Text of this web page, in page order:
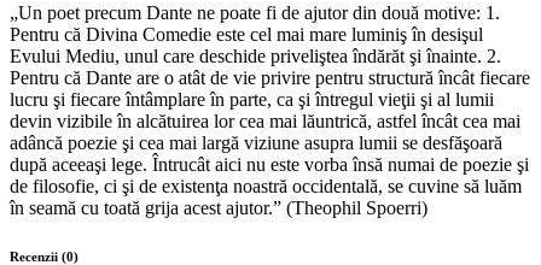
quantity
„Un poet precum Dante ne poate fi de ajutor din două motive: 1.
Pentru că Divina Comedie este cel mai mare luminiş în desişul
Evului Mediu, unul care deschide priveliştea îndărăt şi înainte. 2.
Pentru că Dante are o atât de vie privire pentru structură încât fiecare
lucru şi fiecare întâmplare în parte, ca şi întregul vieţii şi al lumii
devin vizibile în alcătuirea lor cea mai lăuntrică, astfel încât cea mai
adâncă poezie şi cea mai largă viziune asupra lumii se desfăşoară
după aceeaşi lege. Întrucât aici nu este vorba însă numai de poezie şi
de filosofie, ci şi de existenţa noastră occidentală, se cuvine să luăm
în seamă cu toată grija acest ajutor.” (Theophil Spoerri)
Recenzii (0)